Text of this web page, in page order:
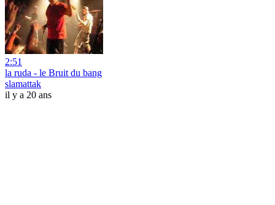
2:51
la ruda - le Bruit du bang
slamattak
il y a 20 ans